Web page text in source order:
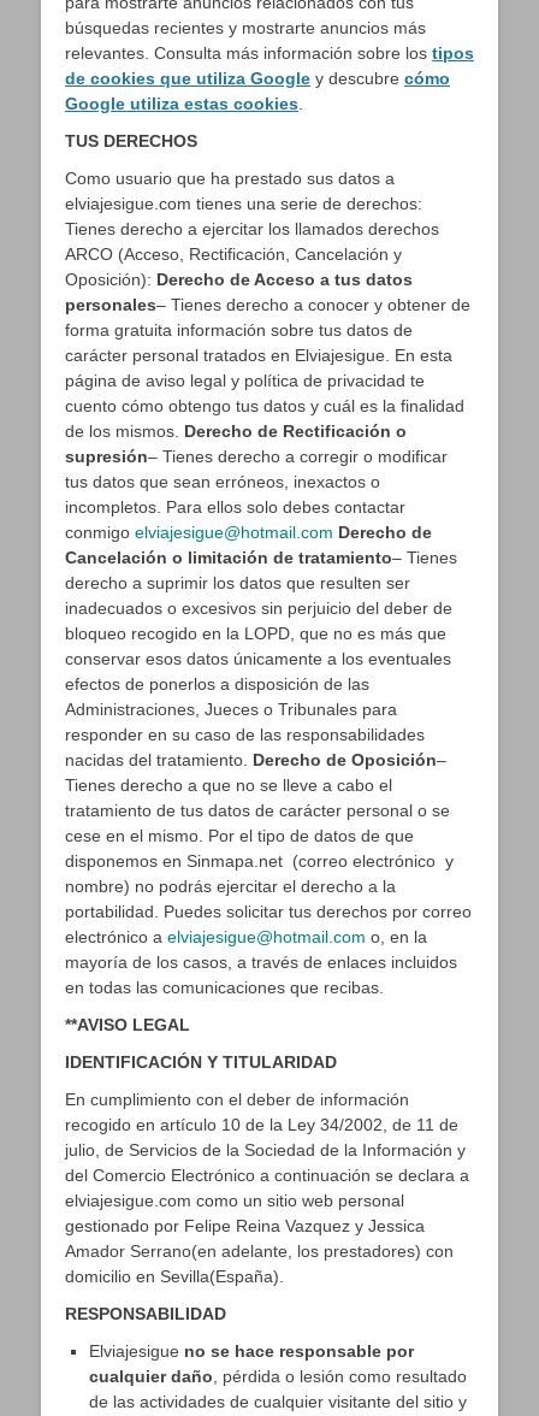
búsquedas recientes y mostrarte anuncios más
relevantes. Consulta más información sobre los tipos
de cookies que utiliza Google y descubre cómo
Google utiliza estas cookies
TUS DERECHOS
Como usuario que ha prestado sus datos a
elviajesigue.com tienes una serie de derechos:
Tienes derecho a ejercitar los llamados derechos
ARCO (Acceso, Rectificación, Cancelación y
Oposición): Derecho de Acceso a tus datos
personales– Tienes derecho a conocer y obtener de
forma gratuita información sobre tus datos de
carácter personal tratados en Elviajesigue. En esta
página de aviso legal y política de privacidad te
cuento cómo obtengo tus datos y cuál es la finalidad
de los mismos. Derecho de Rectificación o
supresión– Tienes derecho a corregir o modificar
tus datos que sean erróneos, inexactos o
incompletos. Para ellos solo debes contactar
conmigo elviajesigue@hotmail.com Derecho de
Cancelación o limitación de tratamiento– Tienes
derecho a suprimir los datos que resulten ser
inadecuados o excesivos sin perjuicio del deber de
bloqueo recogido en la LOPD, que no es más que
conservar esos datos únicamente a los eventuales
efectos de ponerlos a disposición de las
Administraciones, Jueces o Tribunales para
responder en su caso de las responsabilidades
nacidas del tratamiento. Derecho de Oposición–
Tienes derecho a que no se lleve a cabo el
tratamiento de tus datos de carácter personal o se
cese en el mismo. Por el tipo de datos de que
disponemos en Sinmapa.net (correo electrónico y
nombre) no podrás ejercitar el derecho a la
portabilidad. Puedes solicitar tus derechos por correo
electrónico a elviajesigue@hotmail.com o, en la
mayoría de los casos, a través de enlaces incluidos
en todas las comunicaciones que recibas.
**AVISO LEGAL
IDENTIFICACIÓN Y TITULARIDAD
En cumplimiento con el deber de información
recogido en artículo 10 de la Ley 34/2002, de 11 de
julio, de Servicios de la Sociedad de la Información y
del Comercio Electrónico a continuación se declara a
elviajesigue.com como un sitio web personal
gestionado por Felipe Reina Vazquez y Jessica
Amador Serrano(en adelante, los prestadores) con
domicilio en Sevilla(España).
RESPONSABILIDAD
Elviajesigue no se hace responsable por
cualquier daño , pérdida o lesión como resultado
de las actividades de cualquier visitante del sitio y